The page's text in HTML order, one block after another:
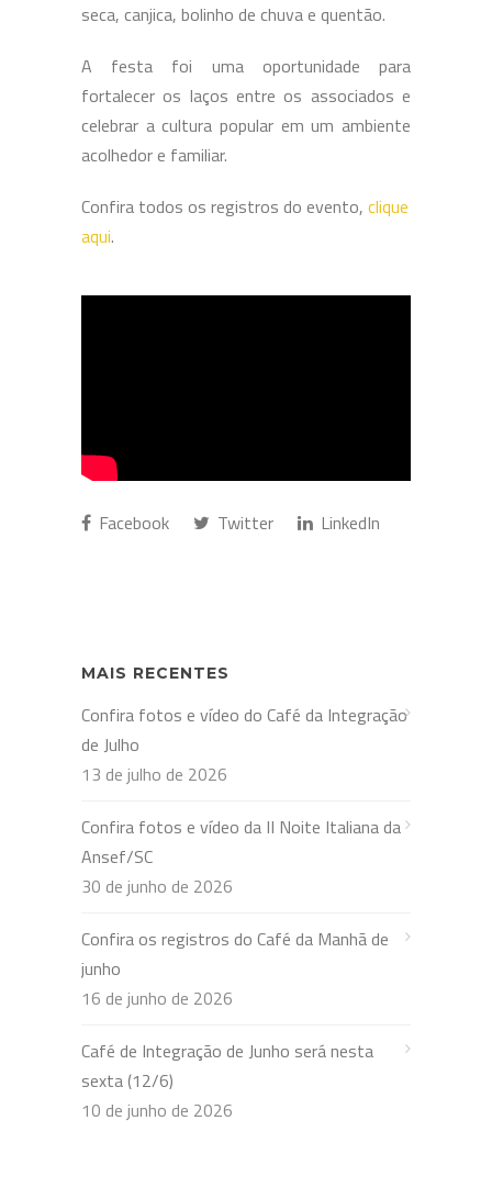
seca, canjica, bolinho de chuva e quentão.
A festa foi uma oportunidade para
fortalecer os laços entre os associados e
celebrar a cultura popular em um ambiente
acolhedor e familiar.
Confira todos os registros do evento, clique
aqui.
Facebook Twitter LinkedIn
MAIS RECENTES
Confira fotos e vídeo do Café da Integração
de Julho
13 de julho de 2026
Confira fotos e vídeo da II Noite Italiana da
Ansef/SC
30 de junho de 2026
Confira os registros do Café da Manhã de
junho
16 de junho de 2026
Café de Integração de Junho será nesta
sexta (12/6)
10 de junho de 2026